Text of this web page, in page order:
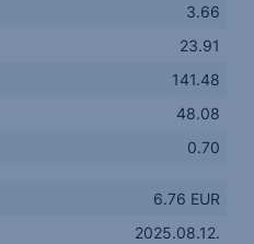
3.66
23.91
141.48
48.08
0.70
6.76 EUR
2025.08.12.